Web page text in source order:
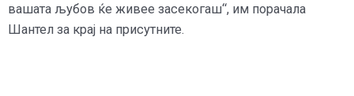
вашата љубов ќе живее засекогаш“, им порачала
Шантел за крај на присутните.